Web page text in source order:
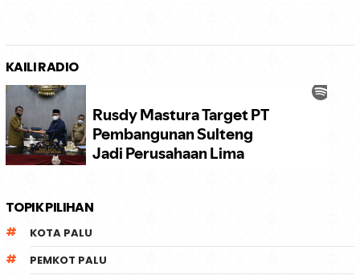
KAILI RADIO
TOPIK PILIHAN
KOTA PALU
PEMKOT PALU